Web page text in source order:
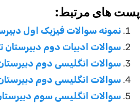
پست های مرتبط:
نمونه سوالات فیزیک اول
سوالات ادبیات دوم دبیرستان
سوالات انگلیسی دوم دبیرستان
سوالات انگلیسی دوم دبیرستان
سوالات انگلیسی سوم دبیرستان